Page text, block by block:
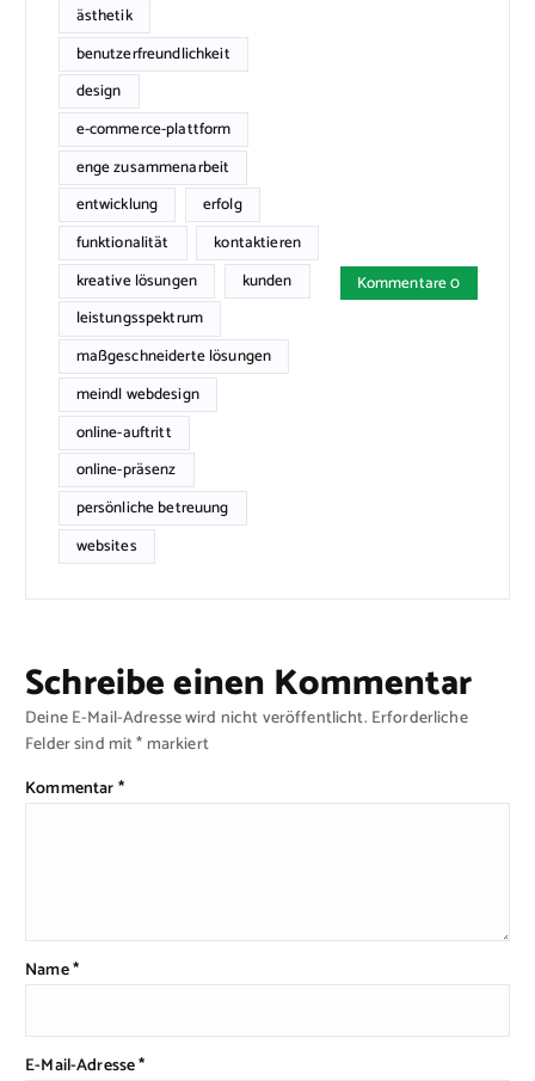
ästhetik
benutzerfreundlichkeit
design
e-commerce-plattform
enge zusammenarbeit
entwicklung
erfolg
funktionalität
kontaktieren
kreative lösungen
kunden
leistungsspektrum
maßgeschneiderte lösungen
meindl webdesign
online-auftritt
online-präsenz
persönliche betreuung
websites
Kommentare 0
Schreibe einen Kommentar
Deine E-Mail-Adresse wird nicht veröffentlicht. Erforderliche
Felder sind mit*markiert
Kommentar*
Name*
E-Mail-Adresse*